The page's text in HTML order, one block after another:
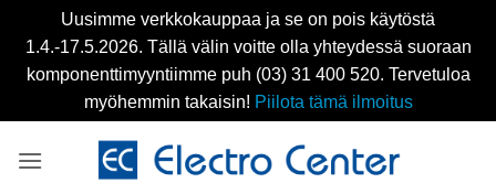
Uusimme verkkokauppaa ja se on pois käytöstä
1.4.-17.5.2026. Tällä välin voitte olla yhteydessä suoraan
komponenttimyyntiimme puh (03) 31 400 520. Tervetuloa
myöhemmin takaisin! Piilota tämä ilmoitus